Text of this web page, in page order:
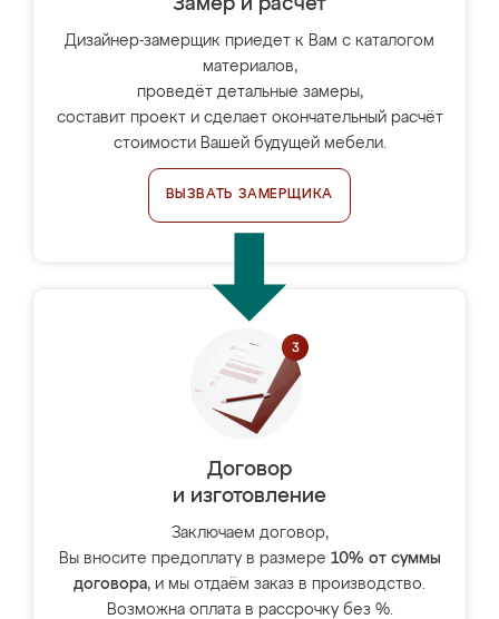
Замер и расчет
Дизайнер-замерщик приедет к Вам с каталогом
материалов,
проведёт детальные замеры,
составит проект и сделает окончательный расчёт
стоимости Вашей будущей мебели.
ВЫЗВАТЬ ЗАМЕРЩИКА
Договор
и изготовление
Заключаем договор,
Вы вносите предоплату в размере 10% от суммы
договора, и мы отдаём заказ в производство.
Возможна оплата в рассрочку без %.